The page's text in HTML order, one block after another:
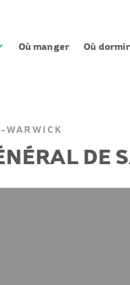
Où manger Où dormir
DE